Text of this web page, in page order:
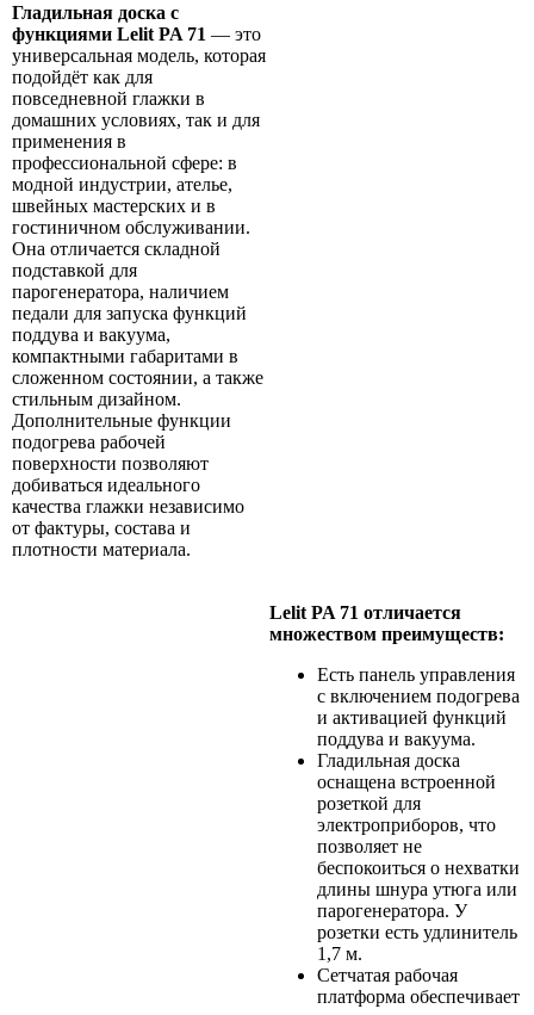
Гладильная доска с
функциями Lelit PA 71 — это
универсальная модель, которая
подойдёт как для
повседневной глажки в
домашних условиях, так и для
применения в
профессиональной сфере: в
модной индустрии, ателье,
швейных мастерских и в
гостиничном обслуживании.
Она отличается складной
подставкой для
парогенератора, наличием
педали для запуска функций
поддува и вакуума,
компактными габаритами в
сложенном состоянии, а также
стильным дизайном.
Дополнительные функции
подогрева рабочей
поверхности позволяют
добиваться идеального
качества глажки независимо
от фактуры, состава и
плотности материала.
Lelit PA 71 отличается
множеством преимуществ:
Есть панель управления
с включением подогрева
и активацией функций
поддува и вакуума.
Гладильная доска
оснащена встроенной
розеткой для
электроприборов, что
позволяет не
беспокоиться о нехватки
длины шнура утюга или
парогенератора. У
розетки есть удлинитель
1,7 м.
Сетчатая рабочая
платформа обеспечивает